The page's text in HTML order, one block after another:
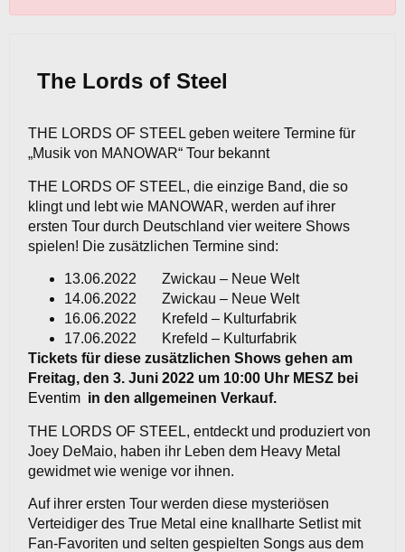
The Lords of Steel
THE LORDS OF STEEL geben weitere Termine für
„Musik von MANOWAR“ Tour bekannt
THE LORDS OF STEEL, die einzige Band, die so
klingt und lebt wie MANOWAR, werden auf ihrer
ersten Tour durch Deutschland vier weitere Shows
spielen! Die zusätzlichen Termine sind:
13.06.2022 Zwickau – Neue Welt
14.06.2022 Zwickau – Neue Welt
16.06.2022 Krefeld – Kulturfabrik
17.06.2022 Krefeld – Kulturfabrik
Tickets für diese zusätzlichen Shows gehen am
Freitag, den 3. Juni 2022 um 10:00 Uhr MESZ bei
Eventim in den allgemeinen Verkauf.
THE LORDS OF STEEL, entdeckt und produziert von
Joey DeMaio, haben ihr Leben dem Heavy Metal
gewidmet wie wenige vor ihnen.
Auf ihrer ersten Tour werden diese mysteriösen
Verteidiger des True Metal eine knallharte Setlist mit
Fan-Favoriten und selten gespielten Songs aus dem